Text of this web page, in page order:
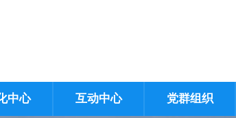
中心 互动中心 党群组织